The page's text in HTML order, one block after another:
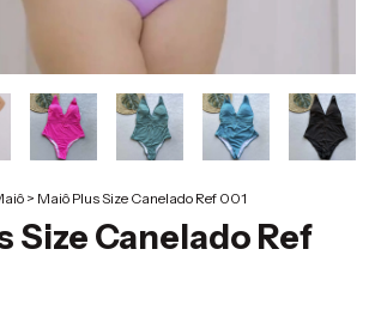
> Maiô Plus Size Canelado Ref 001
Size Canelado Ref